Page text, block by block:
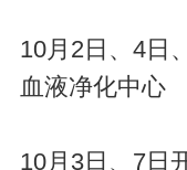
10月2日、4日
血液净化中心
10月3日、7日